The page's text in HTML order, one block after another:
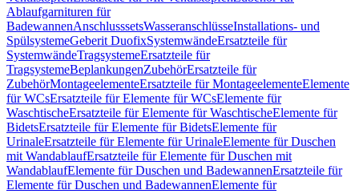
Ablaufgarnituren für
BadewannenAnschlusssetsWasseranschlüsseInstallations- und
SpülsystemeGeberit DuofixSystemwändeErsatzteile für
SystemwändeTragsystemeErsatzteile für
TragsystemeBeplankungenZubehörErsatzteile für
ZubehörMontageelementeErsatzteile für MontageelementeElemente
für WCsErsatzteile für Elemente für WCsElemente für
WaschtischeErsatzteile für Elemente für WaschtischeElemente für
BidetsErsatzteile für Elemente für BidetsElemente für
UrinaleErsatzteile für Elemente für UrinaleElemente für Duschen
mit WandablaufErsatzteile für Elemente für Duschen mit
WandablaufElemente für Duschen und BadewannenErsatzteile für
Elemente für Duschen und BadewannenElemente für